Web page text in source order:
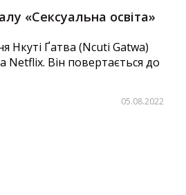
«Сексуальна освіта»
Нкуті Ґатва (Ncuti Gatwa)
Netflix. Він повертається до
05.08.2022